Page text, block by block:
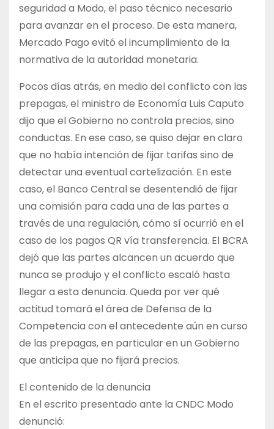
seguridad a Modo, el paso técnico necesario
para avanzar en el proceso. De esta manera,
Mercado Pago evitó el incumplimiento de la
normativa de la autoridad monetaria.
Pocos días atrás, en medio del conflicto con las
prepagas, el ministro de Economía Luis Caputo
dijo que el Gobierno no controla precios, sino
conductas. En ese caso, se quiso dejar en claro
que no había intención de fijar tarifas sino de
detectar una eventual cartelización. En este
caso, el Banco Central se desentendió de fijar
una comisión para cada una de las partes a
través de una regulación, cómo sí ocurrió en el
caso de los pagos QR vía transferencia. El BCRA
dejó que las partes alcancen un acuerdo que
nunca se produjo y el conflicto escaló hasta
llegar a esta denuncia. Queda por ver qué
actitud tomará el área de Defensa de la
Competencia con el antecedente aún en curso
de las prepagas, en particular en un Gobierno
que anticipa que no fijará precios.
El contenido de la denuncia
En el escrito presentado ante la CNDC Modo
denunció: